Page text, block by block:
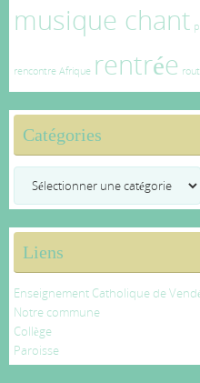
musique chant
rencontre Afrique rentrée
Catégories
Liens
Enseignement Catholique de
Notre commune
Collège
Paroisse